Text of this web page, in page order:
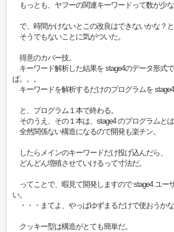
もっとも、ヤフーの関連キーワードって数が少な
で、時間かけないとこの改良はできないかな？と
そうでもないことに気がついた。
得意のカバー技。
キーワード解析した結果を stage4のデータ形式
ば。。。
キーワードを解析するだけのプログラムを stage4
と、プログラム１本で終わる。
そのうえ、その１本は、stage4 のプログラムとは
全然関係ない構造になるので開発も楽チン。
したらメインのキーワードだけ投げ込んだら、
どんどん増殖させていけるって寸法だ。
ってことで、暇見て開発しますので stage4 ユー
い。
・・・まてよ、やっぱゆずまるだけで使おう
クッキー型は構造がとても簡単だ。